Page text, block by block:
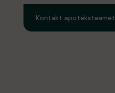
Kontakt apoteksteamet